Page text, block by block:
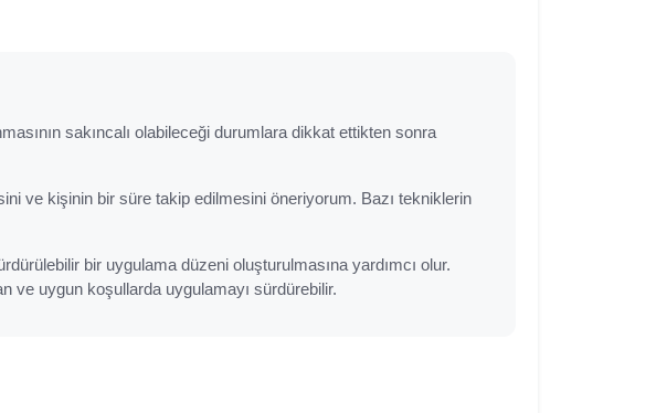
sakıncalı olabileceği durumlara dikkat ettikten sonra
ve kişinin bir süre takip edilmesini öneriyorum. Bazı tekniklerin
bir uygulama düzeni oluşturulmasına yardımcı olur.
ve uygun koşullarda uygulamayı sürdürebilir.